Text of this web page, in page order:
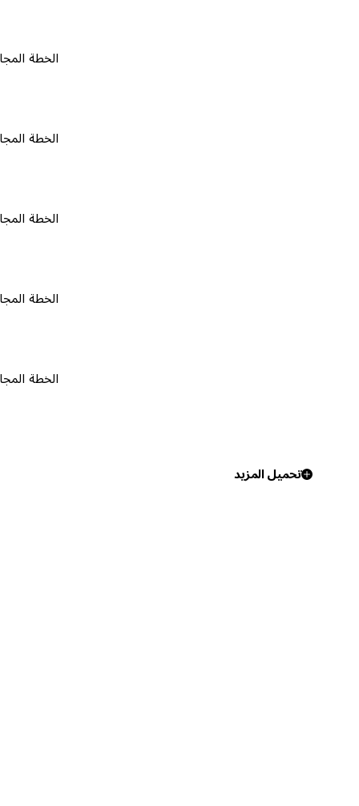
الخطة المجانية ٠
الخطة المجانية ٠
الخطة المجانية ٠
الخطة المجانية ٠
الخطة المجانية ٠
تحميل المزيد